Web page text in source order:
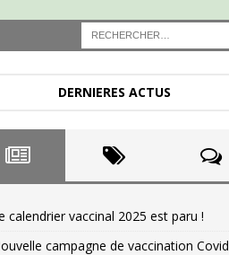
DERNIERES ACTUS
calendrier vaccinal 2025 est paru !
campagne de vaccination Covid